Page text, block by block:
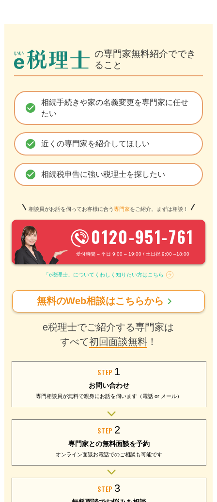
の専門家無料紹介ででき
ること
check_circle
相続手続きや家の名義変更を専門家に任せ
たい
check_circle 近くの専門家を紹介してほしい
check_circle 相続税申告に強い税理士を探したい
相談員がお話を伺ってお客様に合う 専門家をご紹介。まずは相談！
0120-951-761
受付時間 – 平日 9:00 – 19:00 / 土日祝 9:00 –18:00
「e税理士」についてくわしく知りたい方はこちら
無料のWeb相談はこちらから chevron_right
e税理士でご紹介する専門家は
すべて初回面談無料！
STEP 1
お問い合わせ
専門相談員が無料で親身にお話を伺います（電話 or メール）
STEP 2
専門家との無料面談を予約
オンライン面談お電話でのご相談も可能です
STEP 3